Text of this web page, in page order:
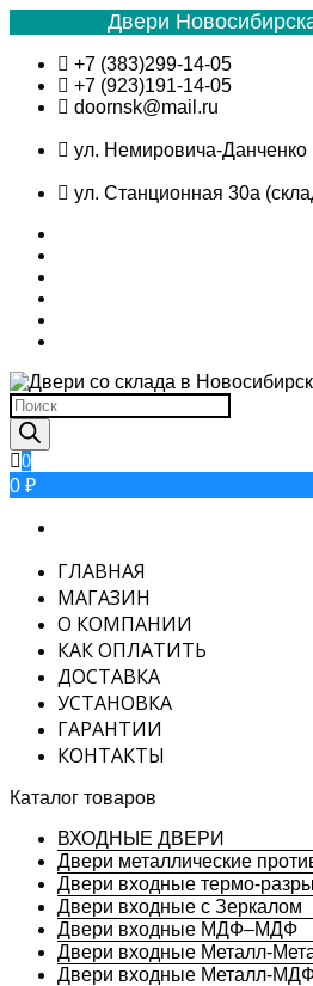
Двери
Skip
content
+7 (383)299-14-05
+7 (923)191-14-05
doornsk@mail.ru
ул. Немировича-
ул. Станционная 30а
Поиск
товаров
0
0 ₽
ГЛАВНАЯ
МАГАЗИН
О КОМПАНИИ
КАК ОПЛАТИТЬ
ДОСТАВКА
УСТАНОВКА
ГАРАНТИИ
КОНТАКТЫ
Каталог товаров
ВХОДНЫЕ ДВЕРИ
Двери металлические
Двери входные термо-
Двери входные с Зеркалом
Двери входные МДФ–МДФ
Двери входные Металл-
Двери входные Металл-